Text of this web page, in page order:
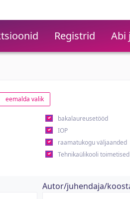
Registrid Abi
eemalda valik
bakalaureusetööd
IOP
raamatukogu väljaanded
Tehnikaülikooli toimetised
Autor/juhendaja/